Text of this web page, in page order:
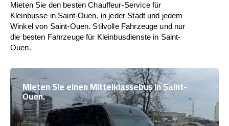
Mieten Sie den besten Chauffeur-Service für
Kleinbusse in Saint-Ouen, in jeder Stadt und jedem
Winkel von Saint-Ouen. Stilvolle Fahrzeuge und nur
die besten Fahrzeuge für Kleinbusdienste in Saint-
Ouen.
Mieten Sie einen Mittelklassebus in Saint-
Ouen.